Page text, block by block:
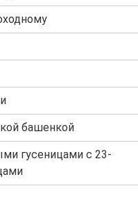
башенкой
гусеницами с 23-